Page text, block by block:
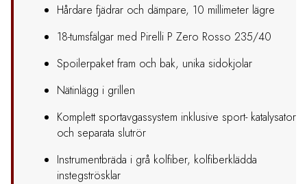
Hårdare fjädrar och dämpare, 10 millimeter lägre
18-tumsfälgar med Pirelli P Zero Rosso 235/40
Spoilerpaket fram och bak, unika sidokjolar
Nätinlägg i grillen
Komplett sportavgassystem inklusive sport- katalysator
och separata slutrör
Instrumentbräda i grå kolfiber, kolfiberklädda
instegströsklar